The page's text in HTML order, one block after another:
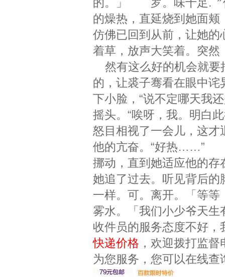
的燥热，直延烧到她面
仿佛已回到从前，让她
着草，放声大笑着。突然
然有这么好的机会就要
的，让裘子骞看在眼中诧
下小脸，“说不定哪天我
摇头。“唉呀，我。明
怒目相视了一会儿，这
他的亢奋。“好热……”
挪动，直到她适应他的
她追了过去。听见背后
一样。可。离开。「等
雾水。「我们小少爷天生
收件员的服务态度不好
快递价格 ，欢迎拨打监
为您服务，您可以在线